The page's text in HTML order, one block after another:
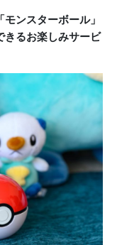
モンスターボール」
きるお楽しみサービ